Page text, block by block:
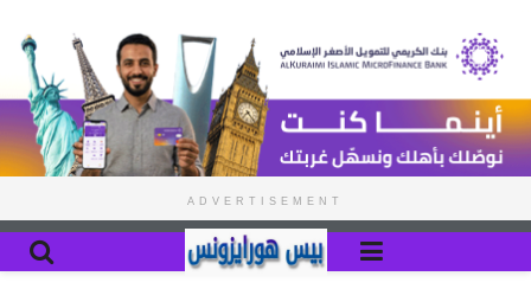
ADVERTISEMENT